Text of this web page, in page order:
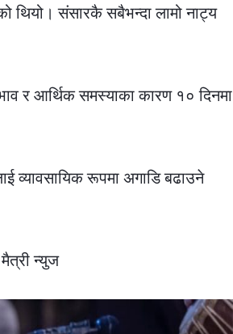
थियो। संसारकै सबैभन्दा लामो नाट्य
र आर्थिक समस्याका कारण १० दिनमा
व्यावसायिक रूपमा अगाडि बढाउने
न्युज